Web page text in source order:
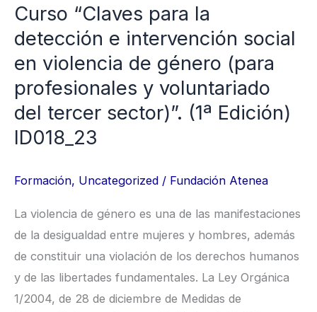
Curso “Claves para la
detección e intervención social
en violencia de género (para
profesionales y voluntariado
del tercer sector)”. (1ª Edición)
ID018_23
Formación, Uncategorized / Fundación Atenea
La violencia de género es una de las manifestaciones
de la desigualdad entre mujeres y hombres, además
de constituir una violación de los derechos humanos
y de las libertades fundamentales. La Ley Orgánica
1/2004, de 28 de diciembre de Medidas de
género
(para
profesionales
voluntariado
del
tercer
(1ª